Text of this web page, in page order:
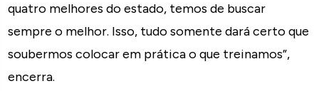
quatro melhores do estado, temos de buscar
sempre o melhor. Isso, tudo somente dará certo que
soubermos colocar em prática o que treinamos”,
encerra.